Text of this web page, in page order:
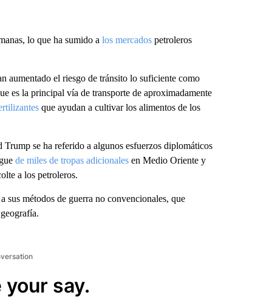
lo que ha sumido a los mercadospetroleros
aumentado el riesgo de tránsito lo suficiente como
es la principal vía de transporte de aproximadamente
que ayudan a cultivar los alimentos de los
se ha referido a algunos esfuerzos diplomáticos
de miles de tropas adicionalesen Medio Oriente y
a los petroleros.
sus métodos de guerra no convencionales, que
your say.